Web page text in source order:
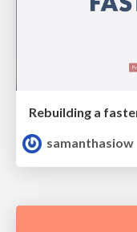
Rebuilding a
samanthasiow